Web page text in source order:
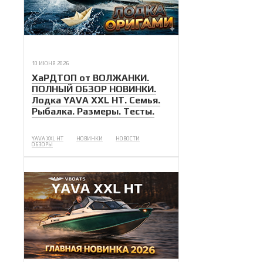
10 ИЮНЯ 2026
ХаРДТОП от ВОЛЖАНКИ.
ПОЛНЫЙ ОБЗОР НОВИНКИ.
Лодка YAVA XXL НТ. Семья.
Рыбалка. Размеры. Тесты.
YAVA XXL HT НОВИНКИ
НОВОСТИ
ОБЗОРЫ